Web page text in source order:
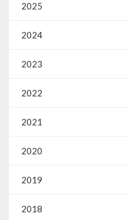
2025
2024
2023
2022
2021
2020
2019
2018